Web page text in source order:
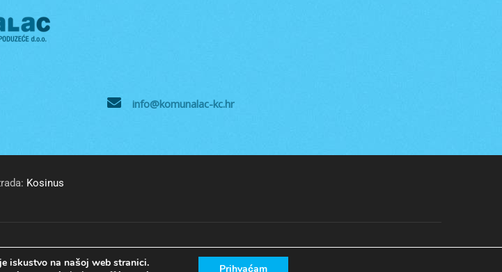
info@komunalac-kc.hr
Kosinus
d.o.o. Sva prava pridržana.
iskustvo na našoj web stranici.
Prihvaćam